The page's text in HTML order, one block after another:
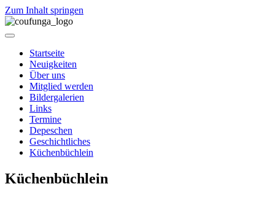
Zum Inhalt springen
Startseite
Neuigkeiten
Über uns
Mitglied werden
Bildergalerien
Links
Termine
Depeschen
Geschichtliches
Küchenbüchlein
Küchenbüchlein